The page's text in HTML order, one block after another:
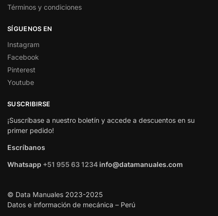
Términos y condiciones
SÍGUENOS EN
Instagram
Facebook
Pinterest
Youtube
SUSCRIBIRSE
¡Suscríbase a nuestro boletín y accede a descuentos en su
primer pedido!
Escríbanos
Whatsapp +51 955 63 1234info@datamanuales.com
© Data Manuales 2023-2025
Datos e información de mecánica – Perú